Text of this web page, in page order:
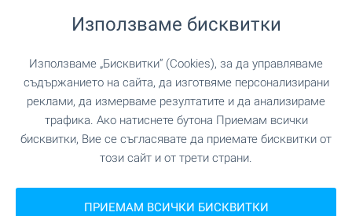
Тип на имота: Апартаменти (различни типове)
Павел Раванов
Старши брокер, Бургас
Използваме бисквитки
Използваме „Бисквитки“ (Cookies), за да управляваме
съдържанието на сайта, да изготвяме персонализирани
реклами, да измерваме резултатите и да анализираме
трафика. Ако натиснете бутона Приемам всички
бисквитки, Вие се съгласявате да приемате бисквитки от
този сайт и от трети страни.
ПРИЕМАМ ВСИЧКИ БИСКВИТКИ